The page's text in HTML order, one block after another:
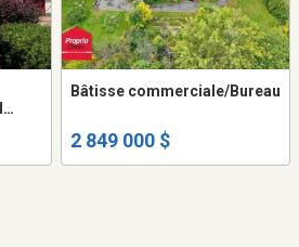
Bâtisse commerciale/Bureau
2 849 000 $